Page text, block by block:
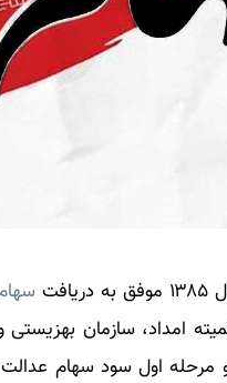
امداد، سازمان
سهام عدالت